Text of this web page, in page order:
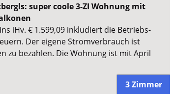
super coole 3-ZI Wohnung mit
iHv. € 1.599,09 inkludiert die Betriebs-
Der eigene Stromverbrauch ist
zu bezahlen. Die Wohnung ist mit April
3 Zimmer